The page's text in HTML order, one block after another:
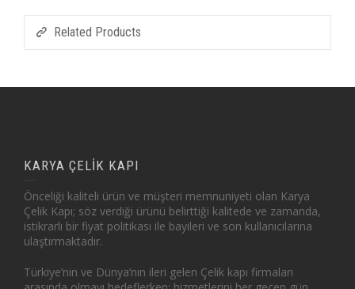
Related Products
KARYA ÇELİK KAPI
Önceliği kaliteli ürün ve müşteri memnuniyeti olan Karya
Çelik Kapı; söz verdiği ürünü belirttiği kalitede ve zamanda,
istikrarlı bir fiyat politikası ile bayileri ve son kullanıcılarına
ulaştırmaktadır.
Türkiye’nin ve Dünya’nın ileri gelen Çelik kapı firmaları